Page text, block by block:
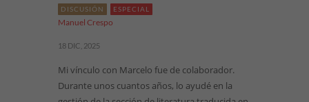
DISCUSIÓN ESPECIAL
Manuel Crespo
18 DIC, 2025
Mi vínculo con Marcelo fue de colaborador.
Durante unos cuantos años, lo ayudé en la